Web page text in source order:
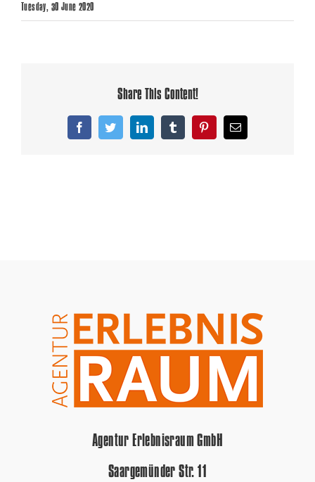
Tuesday, 30 June 2020
Share This Content!
FacebookTwitterLinkedInTumblr PinterestEmail
Agentur Erlebnisraum GmbH
Saargemünder Str. 11